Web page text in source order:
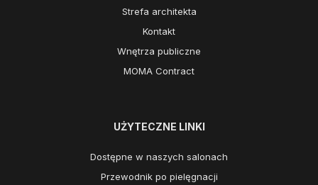
Strefa architekta
Kontakt
Wnętrza publiczne
MOMA Contract
UŻYTECZNE LINKI
Dostępne w naszych salonach
Przewodnik po pielęgnacji